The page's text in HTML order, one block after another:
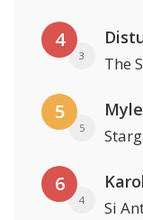
4
3 The
5
5
6
4 Si